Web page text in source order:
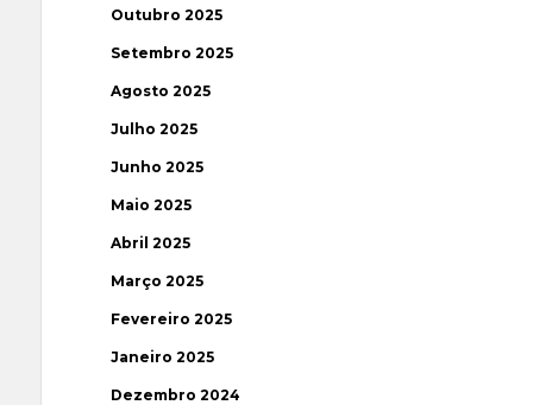
Outubro 2025
Setembro 2025
Agosto 2025
Julho 2025
Junho 2025
Maio 2025
Abril 2025
Março 2025
Fevereiro 2025
Janeiro 2025
Dezembro 2024